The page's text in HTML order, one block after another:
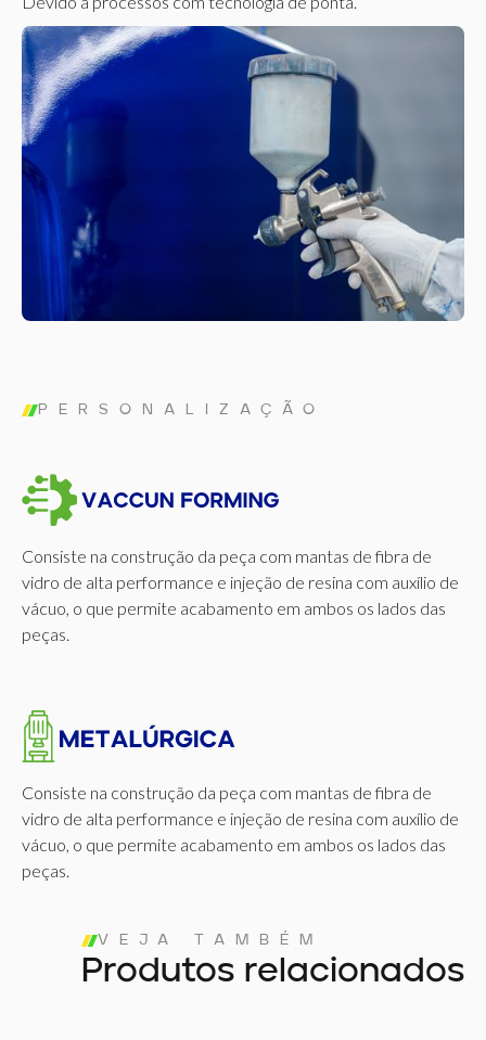
PERSONALIZAÇÃO
Consiste na construção da peça com mantas de fibra de
vidro de alta performance e injeção de resina com auxílio de
vácuo, o que permite acabamento em ambos os lados das
peças.
Consiste na construção da peça com mantas de fibra de
vidro de alta performance e injeção de resina com auxílio de
vácuo, o que permite acabamento em ambos os lados das
peças.
VEJA TAMBÉM
Produtos relacionados